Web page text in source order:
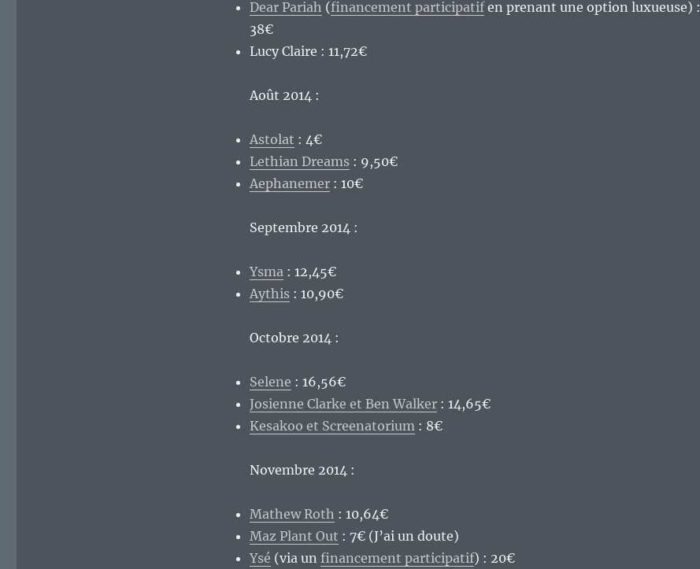
Dear Pariah (financement participatifen prenant une option luxueuse) :
38€
Lucy Claire : 11,72€
Août 2014 :
Astolat : 4€
Lethian Dreams: 9,50€
Aephanemer: 10€
Septembre 2014 :
Ysma: 12,45€
Aythis: 10,90€
Octobre 2014 :
Selene : 16,56€
Josienne Clarke et Ben Walker: 14,65€
Kesakoo et Screenatorium: 8€
Novembre 2014 :
Mathew Roth : 10,64€
Maz Plant Out : 7€ (J’ai un doute)
Ysé (via un financement participatif) : 20€